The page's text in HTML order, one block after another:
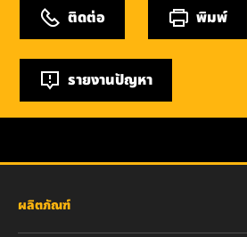
ติดต่อ พิมพ์
รายงานปัญหา
ผลิตภัณฑ์